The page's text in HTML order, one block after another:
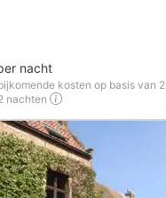
nacht
kosten op basis van 2
nachten